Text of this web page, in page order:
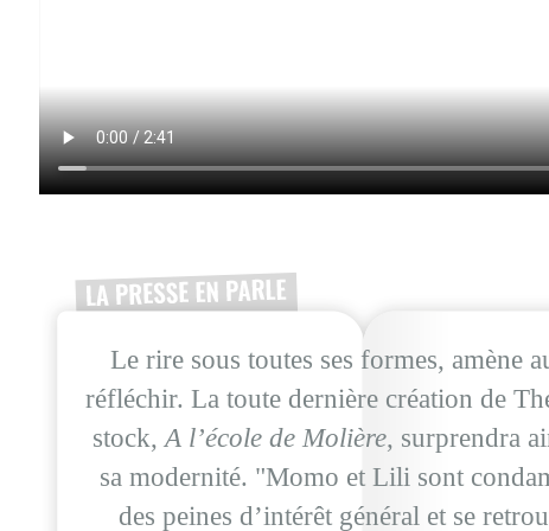
Le rire sous toutes ses formes, amène
réfléchir. La toute dernière création de
stock, A l’école de Molière, surprendra
sa modernité. "Momo et Lili sont
des peines d’intérêt général et se